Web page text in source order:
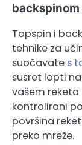
backspinom
Topspin i
tehnike za
suočavate s
susret lopti
vašem
kontrolirani
površina
preko mreže.